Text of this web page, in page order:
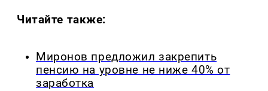
Читайте также:
Миронов предложил закрепить
пенсию на уровне не ниже 40% от
заработка